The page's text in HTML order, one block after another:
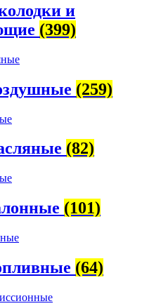
и
(399)
(259)
(82)
(101)
(64)